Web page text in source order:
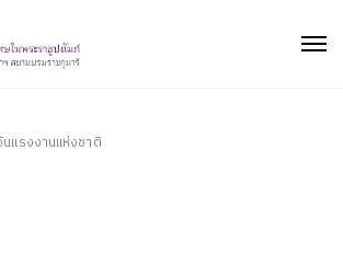
นแรงงานแห่งชาติ